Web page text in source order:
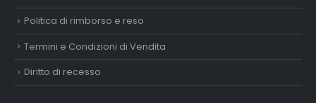
Politica di rimborso e reso
Termini e Condizioni di Vendita
Diritto di recesso